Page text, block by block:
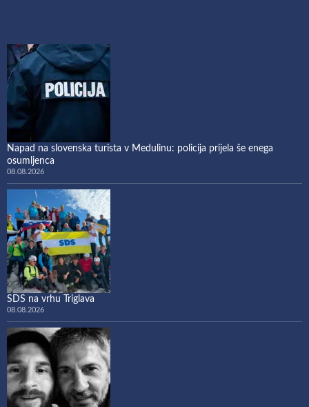
Napad na slovenska turista v Medulinu: policija prijela še enega
osumljenca
08.08.2026
SDS na vrhu Triglava
08.08.2026